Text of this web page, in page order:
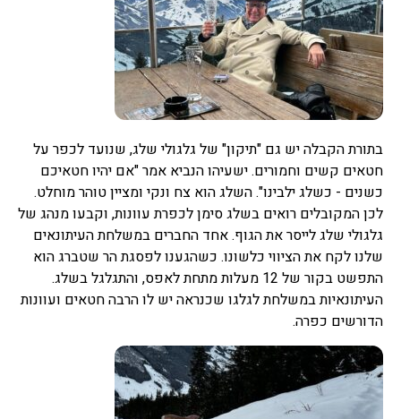
בתורת הקבלה יש גם "תיקון" של גלגולי שלג, שנועד לכפר על
חטאים קשים וחמורים. ישעיהו הנביא אמר "אם יהיו חטאיכם
כשנים - כשלג ילבינו". השלג הוא צח ונקי ומציין טוהר מוחלט.
לכן המקובלים רואים בשלג סימן לכפרת עוונות, וקבעו מנהג של
גלגולי שלג לייסר את הגוף. אחד החברים במשלחת העיתונאים
שלנו לקח את הציווי כלשונו. כשהגענו לפסגת הר שטברג הוא
התפשט בקור של 12 מעלות מתחת לאפס, והתגלגל בשלג.
העיתונאיות במשלחת לגלגו שכנראה יש לו הרבה חטאים ועוונות
הדורשים כפרה.